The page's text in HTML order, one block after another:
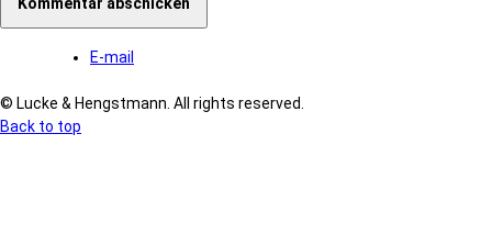
E-mail
© Lucke & Hengstmann. All rights reserved.
Back to top